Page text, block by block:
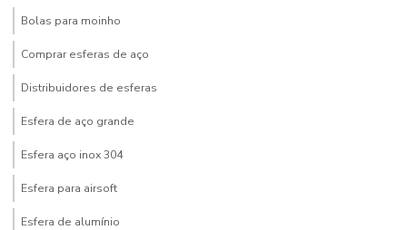
Bolas para moinho
Comprar esferas de aço
Distribuidores de esferas
Esfera de aço grande
Esfera aço inox 304
Esfera para airsoft
Esfera de alumínio